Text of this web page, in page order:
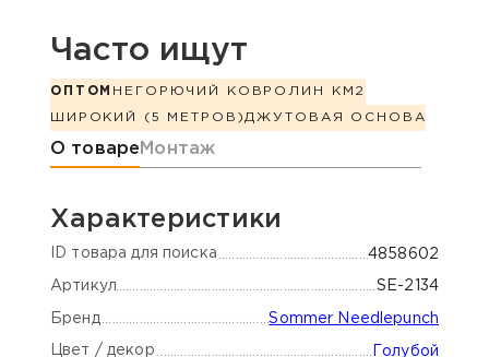
Часто ищут
ОПТОМ НЕГОРЮЧИЙ КОВРОЛИН КМ2
ШИРОКИЙ (5 МЕТРОВ)ДЖУТОВАЯ ОСНОВА
Информация о товаре
О товаре Монтаж
Характеристики
ID товара для поиска 4858602
Артикул SE-2134
Бренд Sommer Needlepunch
Цвет / декор Голубой